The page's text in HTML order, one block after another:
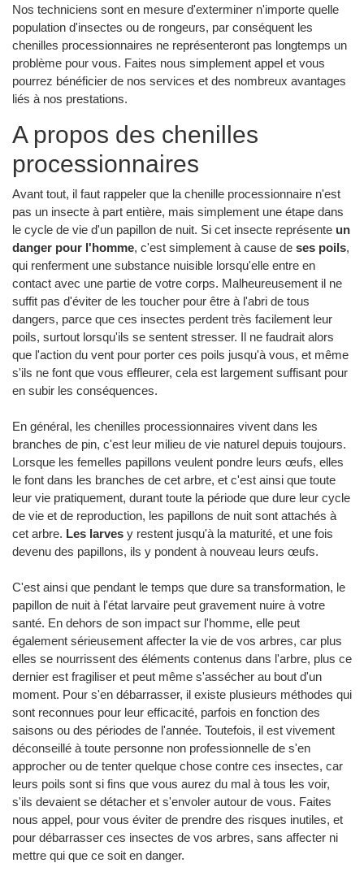
Nos techniciens sont en mesure d'exterminer n'importe quelle
population d'insectes ou de rongeurs, par conséquent les
chenilles processionnaires ne représenteront pas longtemps un
problème pour vous. Faites nous simplement appel et vous
pourrez bénéficier de nos services et des nombreux avantages
liés à nos prestations.
A propos des chenilles
processionnaires
Avant tout, il faut rappeler que la chenille processionnaire n'est
pas un insecte à part entière, mais simplement une étape dans
le cycle de vie d'un papillon de nuit. Si cet insecte représente un
danger pour l'homme, c'est simplement à cause de ses poils,
qui renferment une substance nuisible lorsqu'elle entre en
contact avec une partie de votre corps. Malheureusement il ne
suffit pas d'éviter de les toucher pour être à l'abri de tous
dangers, parce que ces insectes perdent très facilement leur
poils, surtout lorsqu'ils se sentent stresser. Il ne faudrait alors
que l'action du vent pour porter ces poils jusqu'à vous, et même
s'ils ne font que vous effleurer, cela est largement suffisant pour
en subir les conséquences.
En général, les chenilles processionnaires vivent dans les
branches de pin, c'est leur milieu de vie naturel depuis toujours.
Lorsque les femelles papillons veulent pondre leurs œufs, elles
le font dans les branches de cet arbre, et c'est ainsi que toute
leur vie pratiquement, durant toute la période que dure leur cycle
de vie et de reproduction, les papillons de nuit sont attachés à
cet arbre. Les larves y restent jusqu'à la maturité, et une fois
devenu des papillons, ils y pondent à nouveau leurs œufs.
C'est ainsi que pendant le temps que dure sa transformation, le
papillon de nuit à l'état larvaire peut gravement nuire à votre
santé. En dehors de son impact sur l'homme, elle peut
également sérieusement affecter la vie de vos arbres, car plus
elles se nourrissent des éléments contenus dans l'arbre, plus ce
dernier est fragiliser et peut même s'assécher au bout d'un
moment. Pour s'en débarrasser, il existe plusieurs méthodes qui
sont reconnues pour leur efficacité, parfois en fonction des
saisons ou des périodes de l'année. Toutefois, il est vivement
déconseillé à toute personne non professionnelle de s'en
approcher ou de tenter quelque chose contre ces insectes, car
leurs poils sont si fins que vous aurez du mal à tous les voir,
s'ils devaient se détacher et s'envoler autour de vous. Faites
nous appel, pour vous éviter de prendre des risques inutiles, et
pour débarrasser ces insectes de vos arbres, sans affecter ni
mettre qui que ce soit en danger.